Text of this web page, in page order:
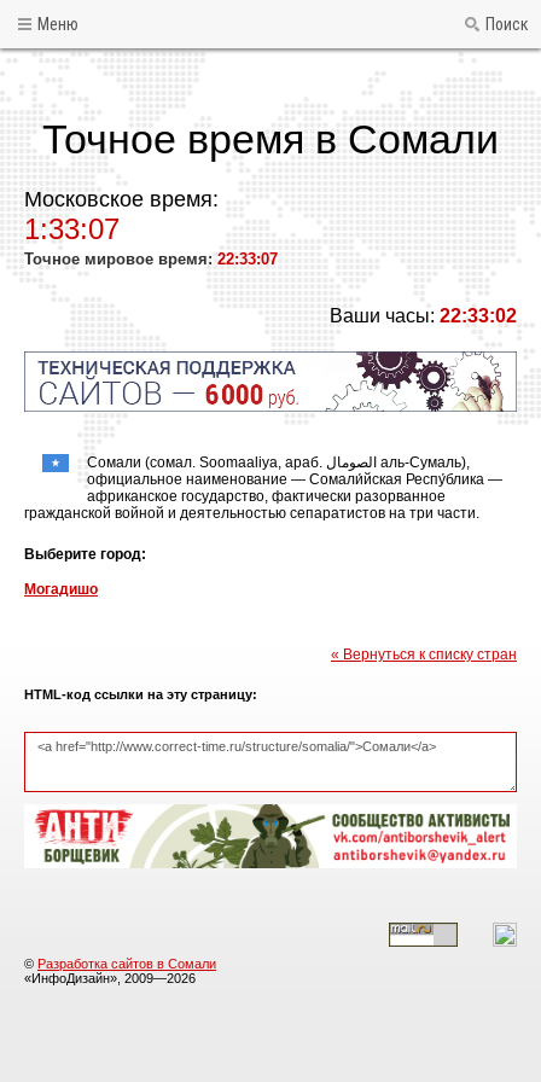
Меню Поиск
Точное время в Сомали
Московское время:
1:33:07
Точное мировое время: 22:33:07
Ваши часы: 22:33:02
Сомали (сомал. Soomaaliya, араб. الصومال‎‎ аль-Сумаль),
официальное наименование — Сомали́йская Респу́блика —
африканское государство, фактически разорванное
гражданской войной и деятельностью сепаратистов на три части.
Выберите город:
Могадишо
« Вернуться к списку стран
HTML-код ссылки на эту страницу:
© Разработка сайтов в Сомали
«ИнфоДизайн», 2009—2026